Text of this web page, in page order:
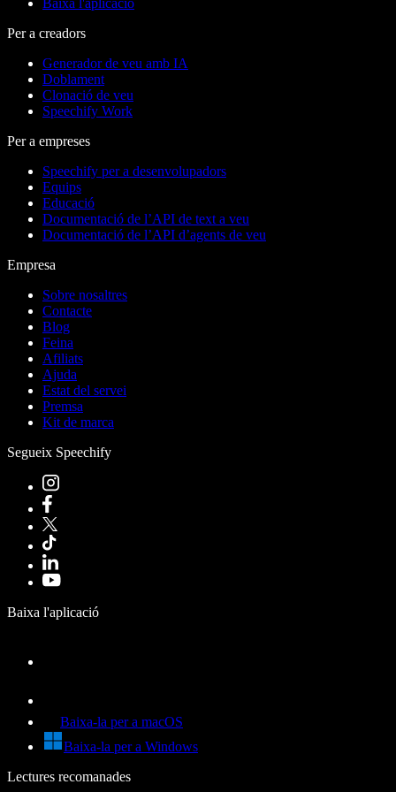
Per a creadors
Generador de veu amb IA
Doblament
Clonació de veu
Speechify Work
Per a empreses
Speechify per a desenvolupadors
Equips
Educació
Documentació de l’API de text a veu
Documentació de l’API d’agents de veu
Empresa
Sobre nosaltres
Contacte
Blog
Feina
Afiliats
Ajuda
Estat del servei
Premsa
Kit de marca
Segueix Speechify
Baixa l'aplicació
Baixa-la per a macOS
Baixa-la per a Windows
Lectures recomanades